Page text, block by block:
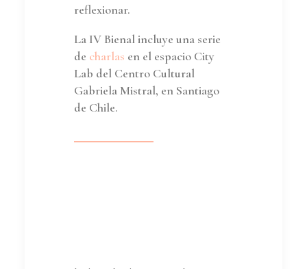
reflexionar.
La IV Bienal incluye una serie
de charlas en el espacio City
Lab del Centro Cultural
Gabriela Mistral, en Santiago
de Chile.